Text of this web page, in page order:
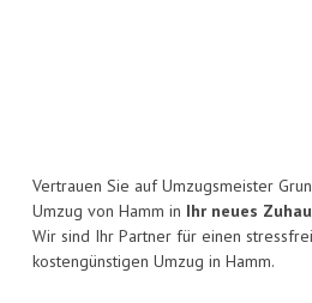
Vertrauen Sie auf Umzugsmeister
Umzug von Hamm in Ihr neues
Wir sind Ihr Partner für einen
kostengünstigen Umzug in Hamm.